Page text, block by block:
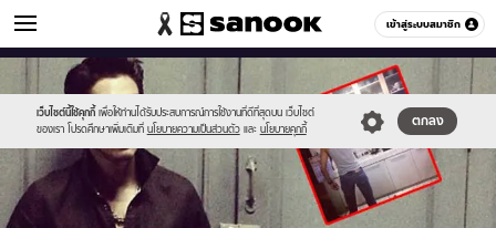
เข้าสู่ระบบสมาชิก
ข่าวบันเทิง หมวดอื่นๆ
เว็บไซต์นี้ใช้คุกกี้ เพื่อให้ท่านได้รับประสบการณ์การใช้งานที่ดีที่สุดบน เว็บไซต์
ของเรา โปรดศึกษาเพิ่มเติมที่ นโยบายความเป็นส่วนตัว และ นโยบายคุกกี้
ตกลง
Sanook
//s.isanook.com/sr/0/images/logo-
new-
sanook.png
600
60
//s.isanook.com/ns/0/ud/241/1209662/3.jpg